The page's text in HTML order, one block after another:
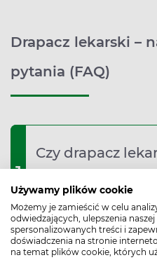
Używamy plików cookie
Możemy je zamieścić w celu
odwiedzających, ulepszenia
spersonalizowanych treści i
doświadczenia na stronie
na temat plików cookie, których
Drapacz lekarski –
pytania (FAQ)
1
Czy drapacz
trawiennych?
Czy drapacz